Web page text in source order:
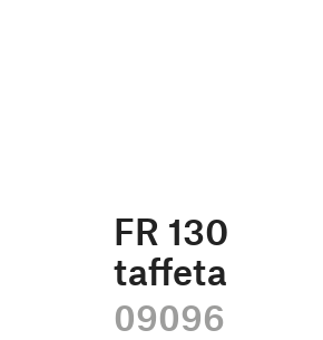
FR 130
taffeta
09096